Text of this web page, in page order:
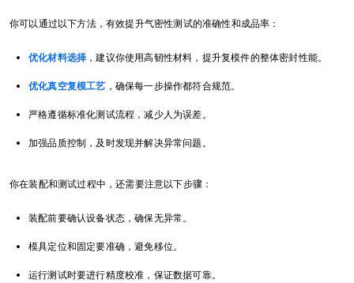
你可以通过以下方法，有效提升气密性测试的准确性和成品率：
优化材料选择 ，建议你使用高韧性材料，提升复模件的整体密封性能。
优化真空复模工艺 ，确保每一步操作都符合规范。
严格遵循标准化测试流程，减少人为误差。
加强品质控制，及时发现并解决异常问题。
你在装配和测试过程中，还需要注意以下步骤：
装配前要确认设备状态，确保无异常。
模具定位和固定要准确，避免移位。
运行测试时要进行精度校准，保证数据可靠。